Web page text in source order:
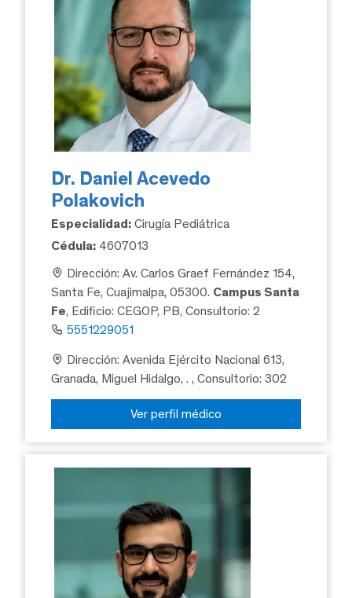
Dr. Daniel Acevedo
Polakovich
Especialidad: Cirugía Pediátrica
Cédula: 4607013
Dirección: Av. Carlos Graef Fernández 154,
Santa Fe, Cuajimalpa, 05300. Campus Santa
Fe, Edificio: CEGOP, PB, Consultorio: 2
5551229051
Dirección: Avenida Ejército Nacional 613,
Granada, Miguel Hidalgo, ., Consultorio: 302
Ver perfil médico